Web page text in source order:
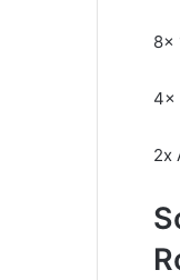
8x
4x
2x